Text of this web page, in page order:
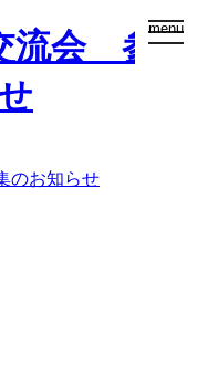
menu